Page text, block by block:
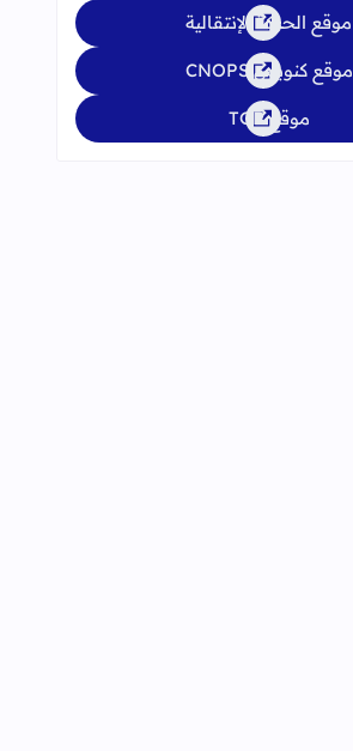
موقع الحركة الإنتقالية
موقع كنوبس CNOPS
موقع TGR